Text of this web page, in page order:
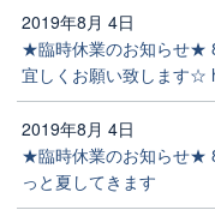
2019年8月 4日
★臨時休業のお知らせ★
宜しくお願い致します☆
2019年8月 4日
★臨時休業のお知らせ★
っと夏してきます